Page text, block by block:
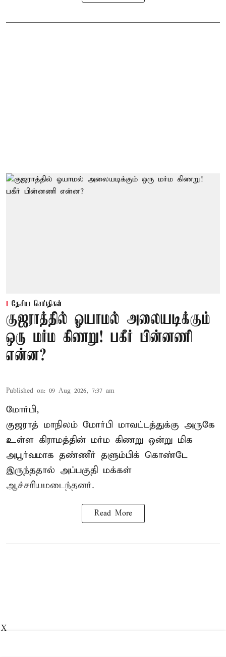
தேசிய செய்திகள்
குஜராத்தில் ஓயாமல் அலையடிக்கும்
ஒரு மர்ம கிணறு! பகீர் பின்னணி
என்ன?
Published on: 09 Aug 2026, 7:37 am
மோர்பி,
குஜராத் மாநிலம் மோர்பி மாவட்டத்துக்கு அருகே
உள்ள கிராமத்தின் மர்ம கிணறு ஒன்று மிக
அபூர்வமாக தண்ணீர் தளும்பிக் கொண்டே
இருந்ததால் அப்பகுதி மக்கள்
ஆச்சரியமடைந்தனர்.
Read More
X